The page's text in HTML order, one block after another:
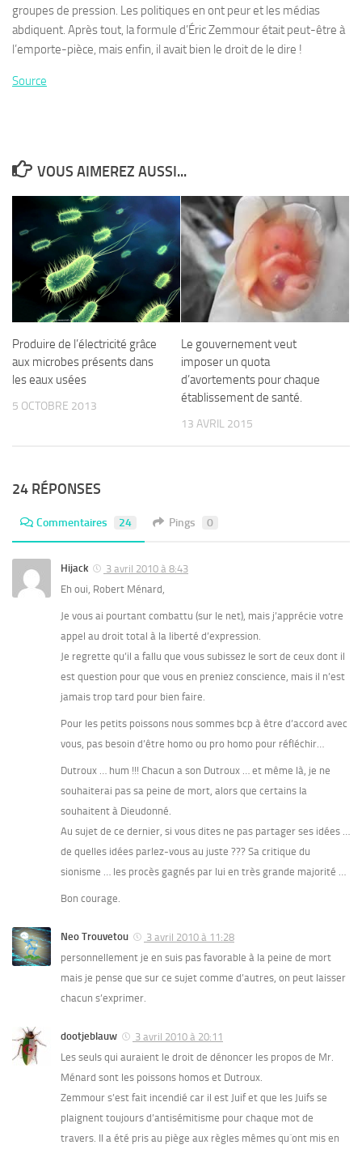
groupes de pression. Les politiques en ont peur et les médias
abdiquent. Après tout, la formule d’Éric Zemmour était peut-être à
l’emporte-pièce, mais enfin, il avait bien le droit de le dire !
Source
VOUS AIMEREZ AUSSI...
Produire de l’électricité grâce
aux microbes présents dans
les eaux usées
5 OCTOBRE 2013
Le gouvernement veut
imposer un quota
d’avortements pour chaque
établissement de santé.
13 AVRIL 2015
24 RÉPONSES
Commentaires 24 Pings 0
Hijack
3 avril 2010 à 8:43
Eh oui, Robert Ménard,
Je vous ai pourtant combattu (sur le net), mais j’apprécie votre
appel au droit total à la liberté d’expression.
Je regrette qu’il a fallu que vous subissez le sort de ceux dont il
est question pour que vous en preniez conscience, mais il n’est
jamais trop tard pour bien faire.
Pour les petits poissons nous sommes bcp à être d’accord avec
vous, pas besoin d’être homo ou pro homo pour réfléchir…
Dutroux … hum !!! Chacun a son Dutroux … et même là, je ne
souhaiterai pas sa peine de mort, alors que certains la
souhaitent à Dieudonné.
Au sujet de ce dernier, si vous dites ne pas partager ses idées …
de quelles idées parlez-vous au juste ??? Sa critique du
sionisme … les procès gagnés par lui en très grande majorité …
Bon courage.
Neo Trouvetou
3 avril 2010 à 11:28
personnellement je en suis pas favorable à la peine de mort
mais je pense que sur ce sujet comme d’autres, on peut laisser
chacun s’exprimer.
dootjeblauw
3 avril 2010 à 20:11
Les seuls qui auraient le droit de dénoncer les propos de Mr.
Ménard sont les poissons homos et Dutroux.
Zemmour s’est fait incendié car il est Juif et que les Juifs se
plaignent toujours d’antisémitisme pour chaque mot de
travers. Il a été pris au piège aux règles mêmes qu´ont mis en